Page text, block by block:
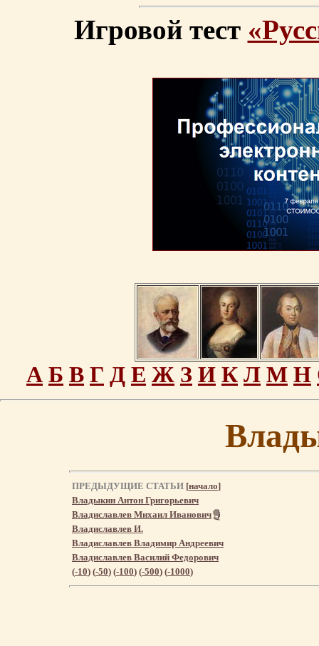
Игровой тест
А Б В Г Д Е Ж З И К Л М Н
ПРЕДЫДУЩИЕ СТАТЬИ [начало]
Владыкин Антон Григорьевич
Владиславлев Михаил Иванович
Владиславлев И.
Владиславлев Владимир Андреевич
Владиславлев Василий Федорович
(-10) (-50) (-100) (-500) (-1000)